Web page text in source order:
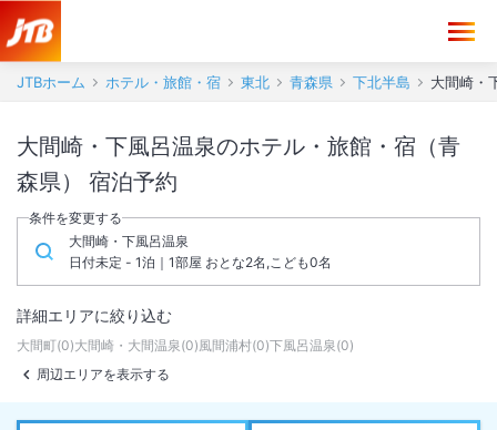
JTBホーム ホテル・旅館・宿 東北 青森県 下北半島 大間崎・
大間崎・下風呂温泉のホテル・旅館・宿（青
森県） 宿泊予約
条件を変更する
大間崎・下風呂温泉
日付未定 - 1泊｜1部屋 おとな2名,こども0名
詳細エリアに絞り込む
大間町(0)大間崎・大間温泉(0)風間浦村(0)下風呂温泉(0)
周辺エリアを表示する